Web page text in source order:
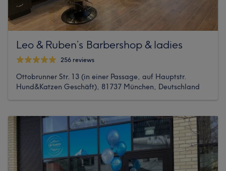
Leo & Ruben’s Barbershop & ladies
256 reviews
Ottobrunner Str. 13 (in einer Passage, auf Hauptstr.
Hund&Katzen Geschäft), 81737 München, Deutschland